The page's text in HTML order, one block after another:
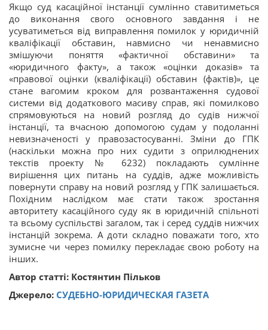
Якщо суд касаційної інстанції сумлінно ставитиметься
до виконання свого основного завдання і не
усуватиметься від виправлення помилок у юридичній
кваліфікації обставин, навмисно чи ненавмисно
змішуючи поняття «фактичної обставини» та
«юридичного факту», а також «оцінки доказів» та
«правової оцінки (кваліфікації) обставин (фактів)», це
стане вагомим кроком для розвантаження судової
системи від додаткового масиву справ, які помилково
спрямовуються на новий розгляд до судів нижчої
інстанції, та вчасною допомогою судам у подоланні
невизначеності у правозастосуванні. Зміни до ГПК
(наскільки можна про них судити з оприлюднених
текстів проекту № 6232) покладають сумлінне
вирішення цих питань на суддів, адже можливість
повернути справу на новий розгляд у ГПК залишається.
Похідним наслідком має стати також зростання
авторитету касаційного суду як в юридичній спільноті
та всьому суспільстві загалом, так і серед суддів нижчих
інстанцій зокрема. А доти складно поважати того, хто
зумисне чи через помилку перекладає свою роботу на
інших.
Автор статті: Костянтин Пільков
Джерело: СУДЕБНО-ЮРИДИЧЕСКАЯ ГАЗЕТА